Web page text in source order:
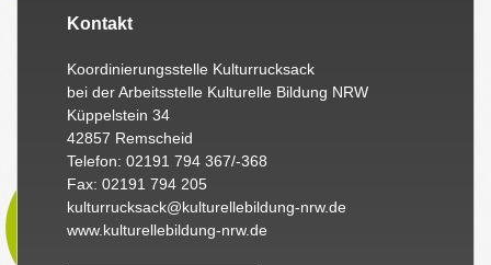
Kontakt
Koordinierungsstelle Kulturrucksack
bei der Arbeitsstelle Kulturelle Bildung NRW
Küppelstein 34
42857 Remscheid
Telefon: 02191 794 367/-368
Fax: 02191 794 205
kulturrucksack@kulturellebildung-nrw.de
www.kulturellebildung-nrw.de